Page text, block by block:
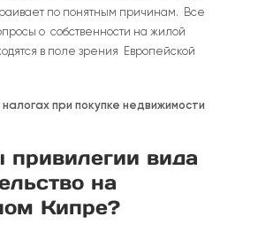
по понятным причинам. Все
о собственности на жилой
в поле зрения Европейской
налогах при покупке недвижимости
привилегии вида
на
Кипре?